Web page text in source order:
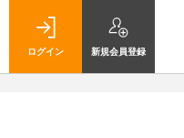
ログイン 新規会員登録